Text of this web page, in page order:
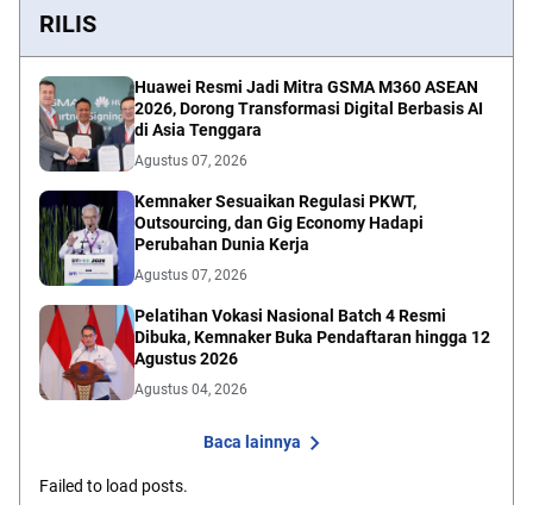
RILIS
Huawei Resmi Jadi Mitra GSMA M360 ASEAN
2026, Dorong Transformasi Digital Berbasis AI
di Asia Tenggara
Agustus 07, 2026
Kemnaker Sesuaikan Regulasi PKWT,
Outsourcing, dan Gig Economy Hadapi
Perubahan Dunia Kerja
Agustus 07, 2026
Pelatihan Vokasi Nasional Batch 4 Resmi
Dibuka, Kemnaker Buka Pendaftaran hingga 12
Agustus 2026
Agustus 04, 2026
Baca lainnya
Failed to load posts.